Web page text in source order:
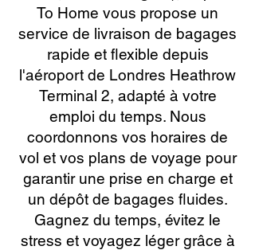
To Home vous propose un
service de livraison de bagages
rapide et flexible depuis
l'aéroport de Londres Heathrow
Terminal 2, adapté à votre
emploi du temps. Nous
coordonnons vos horaires de
vol et vos plans de voyage pour
garantir une prise en charge et
un dépôt de bagages fluides.
Gagnez du temps, évitez le
stress et voyagez léger grâce à